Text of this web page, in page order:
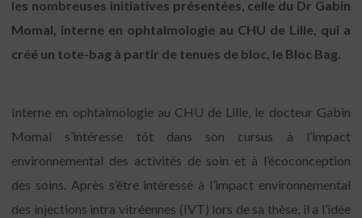
les nombreuses initiatives présentées, celle du Dr Gabin
Momal, interne en ophtalmologie au CHU de Lille, qui a
créé un tote-bag à partir de tenues de bloc, le Bloc Bag.
Interne en ophtalmologie au CHU de Lille, le docteur Gabin
Momal s’intéresse tôt dans son cursus à l’impact
environnemental des activités de soin et à l’écoconception
des soins. Après s’être intéressé à l’impact environnemental
des injections intra vitréennes (IVT) lors de sa thèse, il a l’idée